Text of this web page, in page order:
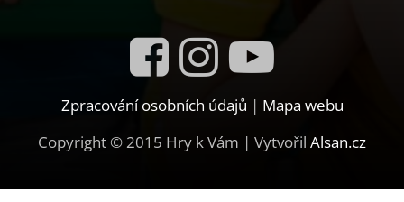
Zpracování osobních údajů | Mapa webu
Copyright © 2015 Hry k Vám | Vytvořil Alsan.cz